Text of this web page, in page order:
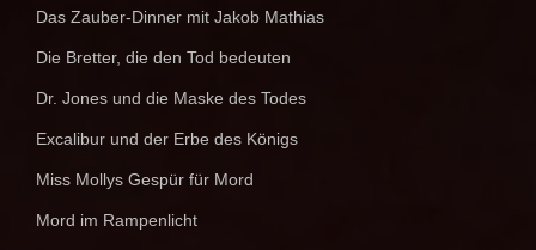
Das Zauber-Dinner mit Jakob Mathias
Die Bretter, die den Tod bedeuten
Dr. Jones und die Maske des Todes
Excalibur und der Erbe des Königs
Miss Mollys Gespür für Mord
Mord im Rampenlicht